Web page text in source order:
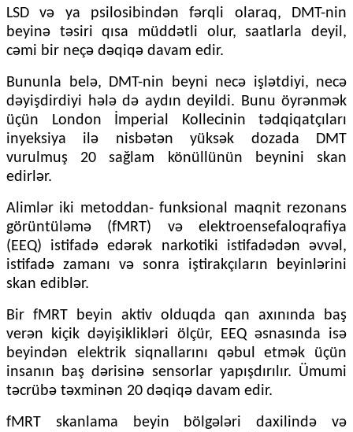
LSD və ya psilosibindən fərqli olaraq, DMT-nin
beyinə təsiri qısa müddətli olur, saatlarla deyil,
cəmi bir neçə dəqiqə davam edir.
Bununla belə, DMT-nin beyni necə işlətdiyi, necə
dəyişdirdiyi hələ də aydın deyildi. Bunu öyrənmək
üçün London İmperial Kollecinin tədqiqatçıları
inyeksiya ilə nisbətən yüksək dozada DMT
vurulmuş 20 sağlam könüllünün beynini skan
edirlər.
Alimlər iki metoddan- funksional maqnit rezonans
görüntüləmə (fMRT) və elektroensefaloqrafiya
(EEQ) istifadə edərək narkotiki istifadədən əvvəl,
istifadə zamanı və sonra iştirakçıların beyinlərini
skan ediblər.
Bir fMRT beyin aktiv olduqda qan axınında baş
verən kiçik dəyişiklikləri ölçür, EEQ əsnasında isə
beyindən elektrik siqnallarını qəbul etmək üçün
insanın baş dərisinə sensorlar yapışdırılır. Ümumi
təcrübə təxminən 20 dəqiqə davam edir.
fMRT skanlama beyin bölgələri daxilində və